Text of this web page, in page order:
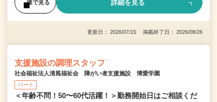
後で見る 詳細を見る
更新日： 2026/07/15 掲載終了日： 2026/08/26
支援施設の調理スタッフ
社会福祉法人清風福祉会 障がい者支援施設 博愛学園
パート
＜年齢不問！50〜60代活躍！＞勤務開始日はご相談くだ